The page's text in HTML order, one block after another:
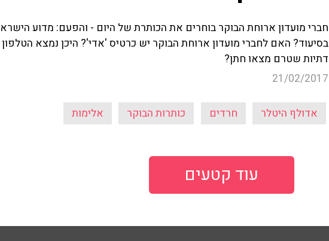
חברי מועדון ארוחת הבוקר בוחרים את הכותרת של היום - והפעם: מדוע
בסיעוד? האם לחברי מועדון ארוחת הבוקר יש כרטיס 'אדי'? היכן נמצא
דתיות שטרם מצאו חתן?
21/02/2017
אדולף היטלר חרדים כותרות הבוקר אלימות
עוד קטעים